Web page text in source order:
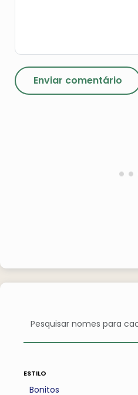
estilo
Bonitos